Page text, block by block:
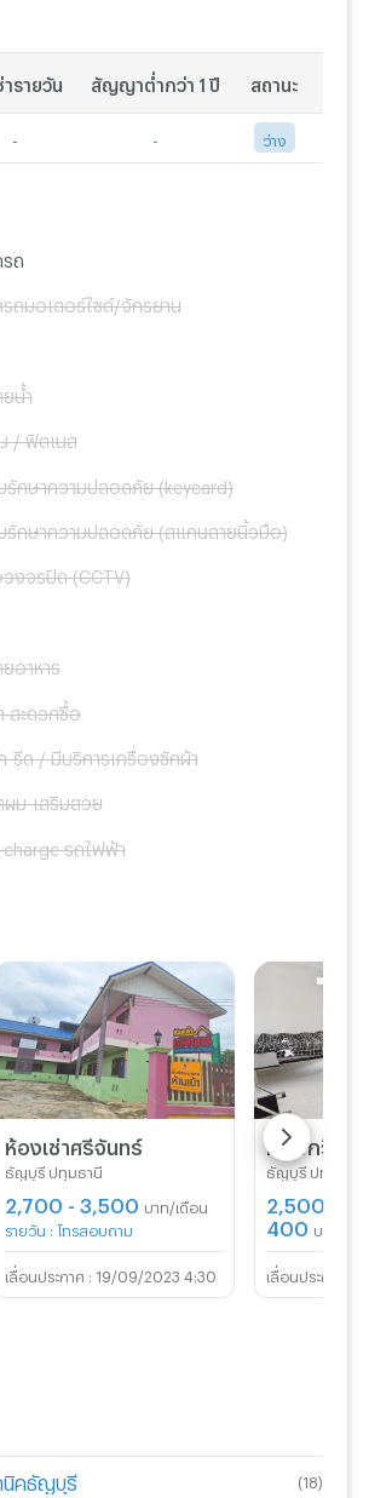
ารายวัน สัญญาต่ำกว่า 1 ปี สถานะ
ว่าง
ถ
ถมอเตอร์ไซด์/จักรยาน
ยน้ำ
/ ฟิตเนส
รักษาความปลอดภัย (keycard)
รักษาความปลอดภัย (สแกนลายนิ้วมือ)
งจรปิด (CCTV)
ยอาหาร
สะดวกซื้อ
-รีด / มีบริการเครื่องซักผ้า
ผม-เสริมสวย
charge รถไฟฟ้า
ห้องเช่าศรีจันทร์
ธัญบุรี ปทุมธานี
2,700 - 3,500 บาท/เดือน
รายวัน : โทรสอบถาม
19/09/2023 4:30
หอพักวินิภา
ธัญบุรี ปทุมธานี
2,500 -
400 บาท/วัน
นิคธัญบุรี (18)